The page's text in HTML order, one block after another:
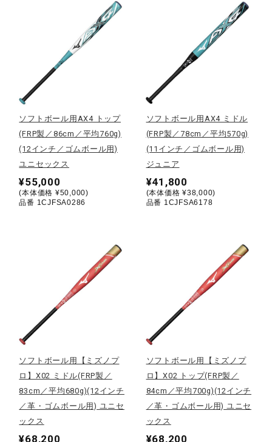
寝具／ミズノスリープ
アウトドア／レイン
健康／エクササイズ
ジュニア／キッズ
コラボ／ライセンス
その他
サポート
ソフトボール用AX4 トップ
(FRP製／86cm／平均760g)
(12インチ／ゴムボール用)
ユニセックス
¥55,000
(本体価格 ¥50,000)
品番 1CJFSA0286
ソフトボール用AX4 ミドル
(FRP製／78cm／平均570g)
(11インチ／ゴムボール用)
ジュニア
¥41,800
(本体価格 ¥38,000)
品番 1CJFSA6178
ソフトボール用【ミズノプ
ロ】X02 ミドル(FRP製／
83cm／平均680g)(12インチ
／革・ゴムボール用) ユニセ
ックス
¥68,200
ソフトボール用【ミズノプ
ロ】X02 トップ(FRP製／
84cm／平均700g)(12インチ
／革・ゴムボール用) ユニセ
ックス
¥68,200